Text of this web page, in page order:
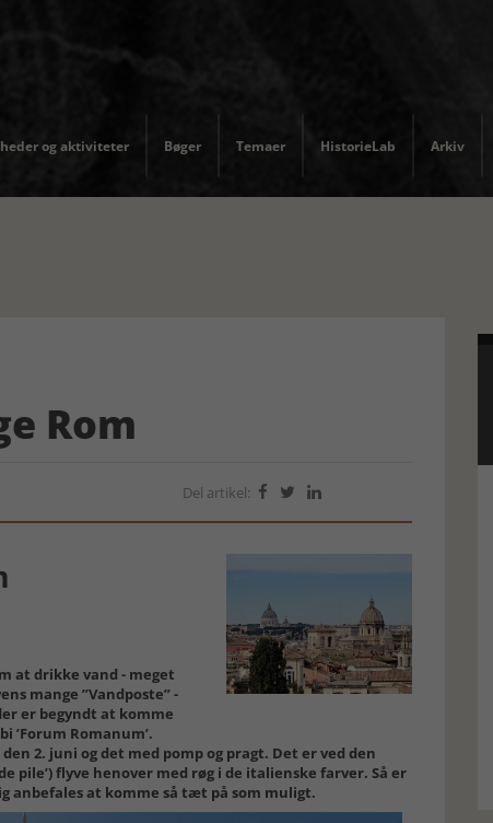
og aktiviteter Bøger Temaer HistorieLab Arkiv
Rom
Del artikel:   
at drikke vand - meget
mange ”Vandposte” -
er begyndt at komme
’Forum Romanum’.
2. juni og det med pomp og pragt. Det er ved den
pile’) flyve henover med røg i de italienske farver. Så er
anbefales at komme så tæt på som muligt.